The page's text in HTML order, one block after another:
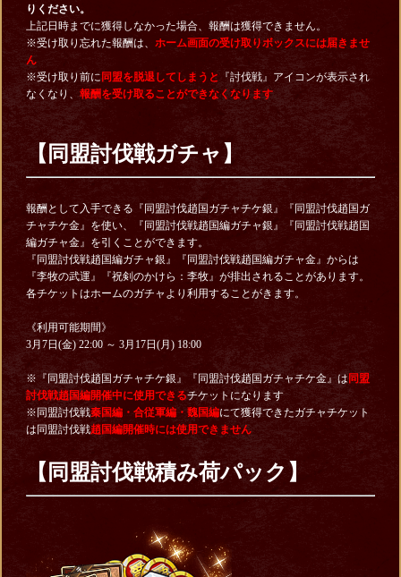
りください。
上記日時までに獲得しなかった場合、報酬は獲得できません。
※受け取り忘れた報酬は、 ホーム画面の受け取りボックスには届きませ
ん
※受け取り前に 同盟を脱退してしまうと
『討伐戦』アイコンが表示され
なくなり、報酬を受け取ることができなくなります
【同盟討伐戦ガチャ】
報酬として入手できる『同盟討伐趙国ガチャチケ銀』『同盟討伐趙国ガ
チャチケ金』を使い、『同盟討伐戦趙国編ガチャ銀』『同盟討伐戦趙国
編ガチャ金』を引くことができます。
『同盟討伐戦趙国編ガチャ銀』『同盟討伐戦趙国編ガチャ金』からは
『李牧の武運』『祝剣のかけら：李牧』が排出されることがあります。
各チケットはホームのガチャより利用することがきます。
《利用可能期間》
3月7日(金) 22:00 ～ 3月17日(月) 18:00
※『同盟討伐趙国ガチャチケ銀』『同盟討伐趙国ガチャチケ金』は 同盟
討伐戦趙国編開催中に使用できるチケットになります
※同盟討伐戦秦国編・合従軍編・魏国編にて獲得できたガチャチケット
は同盟討伐戦趙国編開催時には使用できません
【同盟討伐戦積み荷パック】